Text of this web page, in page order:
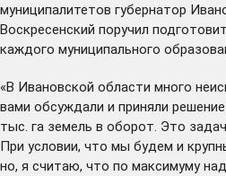
муниципалитетов губернатор
Воскресенский поручил
каждого муниципального
«В Ивановской области много
вами обсуждали и приняли
тыс. га земель в оборот. Это
При условии, что мы будем и
но, я считаю, что по максимуму